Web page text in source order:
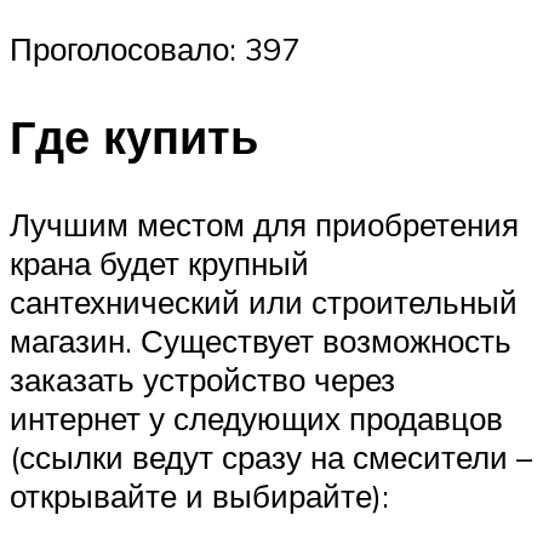
Проголосовало: 397
Где купить
Лучшим местом для приобретения
крана будет крупный
сантехнический или строительный
магазин. Существует возможность
заказать устройство через
интернет у следующих продавцов
(ссылки ведут сразу на смесители –
открывайте и выбирайте):